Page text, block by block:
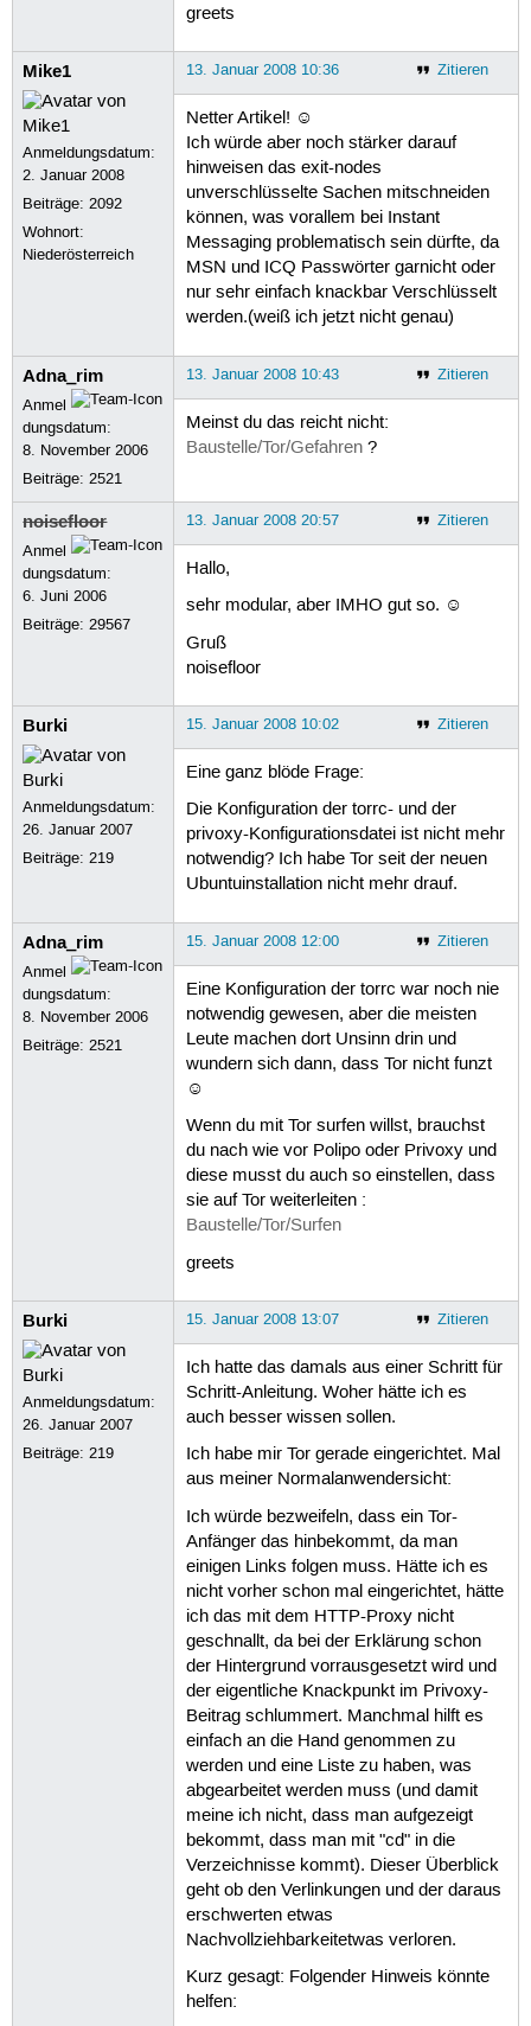
greets
Mike1
Anmeldungsdatum:
2. Januar 2008
Beiträge:2092
Wohnort:
Niederösterreich
Zitieren
13. Januar 2008 10:36
Netter Artikel! ☺
Ich würde aber noch stärker darauf
hinweisen das exit-nodes
unverschlüsselte Sachen mitschneiden
können, was vorallem bei Instant
Messaging problematisch sein dürfte, da
MSN und ICQ Passwörter garnicht oder
nur sehr einfach knackbar Verschlüsselt
werden.(weiß ich jetzt nicht genau)
Adna_rim
Anmel
dungsdatum:
8. November 2006
Beiträge:2521
Zitieren
13. Januar 2008 10:43
Meinst du das reicht nicht:
Baustelle/Tor/Gefahren?
noisefloor
Anmel
dungsdatum:
6. Juni 2006
Beiträge:29567
Zitieren
13. Januar 2008 20:57
Hallo,
sehr modular, aber IMHO gut so. ☺
Gruß
noisefloor
Burki
Anmeldungsdatum:
26. Januar 2007
Beiträge:219
Zitieren
15. Januar 2008 10:02
Eine ganz blöde Frage:
Die Konfiguration der torrc- und der
privoxy-Konfigurationsdatei ist nicht mehr
notwendig? Ich habe Tor seit der neuen
Ubuntuinstallation nicht mehr drauf.
Adna_rim
Anmel
dungsdatum:
8. November 2006
Beiträge:2521
Zitieren
15. Januar 2008 12:00
Eine Konfiguration der torrc war noch nie
notwendig gewesen, aber die meisten
Leute machen dort Unsinn drin und
wundern sich dann, dass Tor nicht funzt
☺
Wenn du mit Tor surfen willst, brauchst
du nach wie vor Polipo oder Privoxy und
diese musst du auch so einstellen, dass
sie auf Tor weiterleiten :
Baustelle/Tor/Surfen
greets
Burki
Anmeldungsdatum:
26. Januar 2007
Beiträge:219
Zitieren
15. Januar 2008 13:07
Ich hatte das damals aus einer Schritt für
Schritt-Anleitung. Woher hätte ich es
auch besser wissen sollen.
Ich habe mir Tor gerade eingerichtet. Mal
aus meiner Normalanwendersicht:
Ich würde bezweifeln, dass ein Tor-
Anfänger das hinbekommt, da man
einigen Links folgen muss. Hätte ich es
nicht vorher schon mal eingerichtet, hätte
ich das mit dem HTTP-Proxy nicht
geschnallt, da bei der Erklärung schon
der Hintergrund vorrausgesetzt wird und
der eigentliche Knackpunkt im Privoxy-
Beitrag schlummert. Manchmal hilft es
einfach an die Hand genommen zu
werden und eine Liste zu haben, was
abgearbeitet werden muss (und damit
meine ich nicht, dass man aufgezeigt
bekommt, dass man mit "cd" in die
Verzeichnisse kommt). Dieser Überblick
geht ob den Verlinkungen und der daraus
erschwerten etwas
Nachvollziehbarkeitetwas verloren.
Kurz gesagt: Folgender Hinweis könnte
helfen: